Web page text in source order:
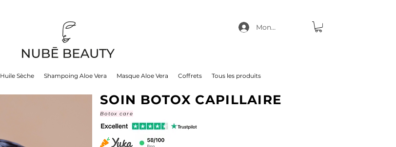
Mon compte
Huile Sèche Shampoing Aloe Vera Masque Aloe Vera Coffrets Tous les produits
SOIN BOTOX CAPILLAIRE
Botox care